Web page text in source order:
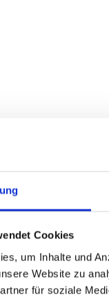
Cookies
um Inhalte und
Website zu
für soziale